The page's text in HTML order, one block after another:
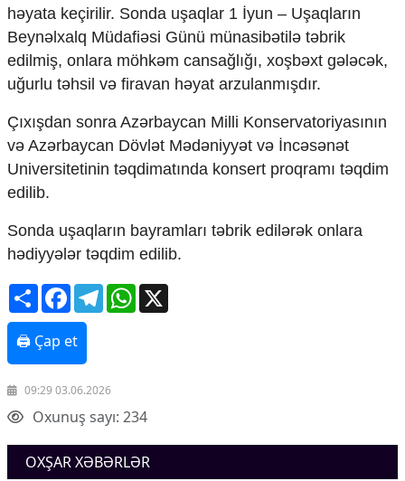
həyata keçirilir. Sonda uşaqlar 1 İyun – Uşaqların
Beynəlxalq Müdafiəsi Günü münasibətilə təbrik
edilmiş, onlara möhkəm cansağlığı, xoşbəxt gələcək,
uğurlu təhsil və firavan həyat arzulanmışdır.
Çıxışdan sonra Azərbaycan Milli Konservatoriyasının
və Azərbaycan Dövlət Mədəniyyət və İncəsənət
Universitetinin təqdimatında konsert proqramı təqdim
edilib.
Sonda uşaqların bayramları təbrik edilərək onlara
hədiyyələr təqdim edilib.
ShareFacebookTelegramWhatsApp
🖨 Çap et
09:29 03.06.2026
Oxunuş sayı: 234
OXŞAR XƏBƏRLƏR